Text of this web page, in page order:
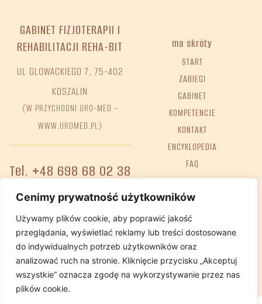
Cenimy prywatność użytkowników
Używamy plików cookie, aby poprawić jakość
przeglądania, wyświetlać reklamy lub treści dostosowane
do indywidualnych potrzeb użytkowników oraz
analizować ruch na stronie. Kliknięcie przycisku „Akceptuj
wszystkie” oznacza zgodę na wykorzystywanie przez nas
plików cookie.
GABINET FIZJOTERAPII I
REHABILITACJI REHA-BIT
UL GLOWACKIEGO 7, 75-402
KOSZALIN
(W PRZYCHODNI URO-MED –
WWW.UROMED.PL)
Tel. +48 698 68 02 38
e-mail:GABINET@REHA-BIT.PL
ma skróty
START
ZABIEGI
GABINET
KOMPETENCJE
KONTAKT
ENCYKLOPEDIA
FAQ
Deklaracja dostępności Polityka Prywatnosci